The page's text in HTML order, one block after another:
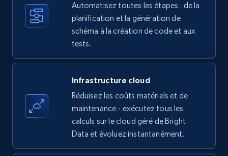
35.3K+ 5.7K+ Essai gratuit
LinkedIn company information
Employees in linkedin, About, Specialties, and
more.
3.5K+ Essai gratuit
Automatisez toutes les étapes : de la
planification et la génération de
schéma à la création de code et aux
tests.
Infrastructure cloud
Réduisez les coûts matériels et de
maintenance - exécutez tous les
calculs sur le cloud géré de Bright
Data et évoluez instantanément.